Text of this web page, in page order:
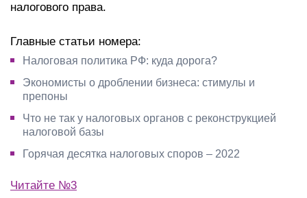
налогового права.
Главные статьи номера:
Налоговая политика РФ: куда дорога?
Экономисты о дроблении бизнеса: стимулы и
препоны
Что не так у налоговых органов с реконструкцией
налоговой базы
Горячая десятка налоговых споров – 2022
Читайте №3